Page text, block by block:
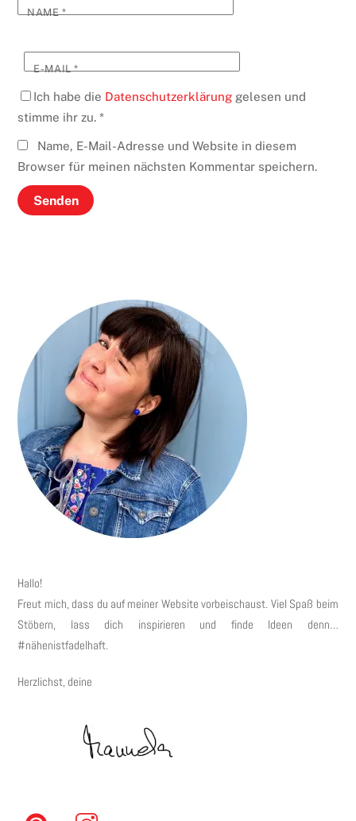
NAME*
E-MAIL*
Ich habe die Datenschutzerklärung gelesen und
stimme ihr zu. *
Name, E-Mail-Adresse und Website in diesem
Browser für meinen nächsten Kommentar speichern.
Hallo!
Freut mich, dass du auf meiner Website vorbeischaust. Viel Spaß beim
Stöbern, lass dich inspirieren und finde Ideen denn…
#nähenistfadelhaft.
Herzlichst, deine